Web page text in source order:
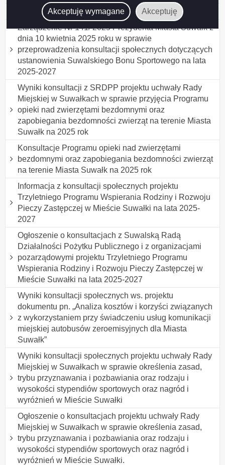
Akceptuję wymagane Akceptuję
Wyniki konsultacji społecznych
Zarządzenie Nr 141/ 2025 Prezydenta Miasta Suwałk z
dnia 10 kwietnia 2025 roku w sprawie
przeprowadzenia konsultacji społecznych dotyczących
ustanowienia Suwalskiego Bonu Sportowego na lata
2025-2027
Wyniki konsultacji z SRDPP projektu uchwały Rady
Miejskiej w Suwałkach w sprawie przyjęcia Programu
opieki nad zwierzętami bezdomnymi oraz
zapobiegania bezdomności zwierząt na terenie Miasta
Suwałk na 2025 rok
Konsultacje Programu opieki nad zwierzętami
bezdomnymi oraz zapobiegania bezdomności zwierząt
na terenie Miasta Suwałk na 2025 rok
Informacja z konsultacji społecznych projektu
Trzyletniego Programu Wspierania Rodziny i Rozwoju
Pieczy Zastępczej w Mieście Suwałki na lata 2025-
2027
Ogłoszenie o konsultacjach z Suwalską Radą
Działalności Pożytku Publicznego i z organizacjami
pozarządowymi projektu Trzyletniego Programu
Wspierania Rodziny i Rozwoju Pieczy Zastępczej w
Mieście Suwałki na lata 2025-2027
Wyniki konsultacji społecznych ws. projektu
dokumentu pn. „Analiza kosztów i korzyści związanych
z wykorzystaniem przy świadczeniu usług komunikacji
miejskiej autobusów zeroemisyjnych dla Miasta
Suwałk”
Wyniki konsultacji społecznych projektu uchwały Rady
Miejskiej w Suwałkach w sprawie określenia zasad,
trybu przyznawania i pozbawiania oraz rodzaju i
wysokości stypendiów sportowych oraz nagród i
wyróżnień w Mieście Suwałki
Ogłoszenie o konsultacjach projektu uchwały Rady
Miejskiej w Suwałkach w sprawie określenia zasad,
trybu przyznawania i pozbawiania oraz rodzaju i
wysokości stypendiów sportowych oraz nagród i
wyróżnień w Mieście Suwałki.